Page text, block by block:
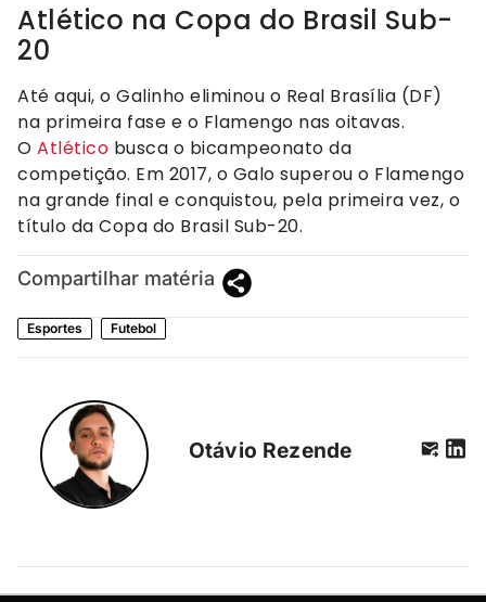
Atlético na Copa do Brasil Sub-
20
Até aqui, o Galinho eliminou o Real Brasília (DF)
na primeira fase e o Flamengo nas oitavas.
O Atlético busca o bicampeonato da
competição. Em 2017, o Galo superou o Flamengo
na grande final e conquistou, pela primeira vez, o
título da Copa do Brasil Sub-20.
Compartilhar matéria
Esportes Futebol
Otávio Rezende